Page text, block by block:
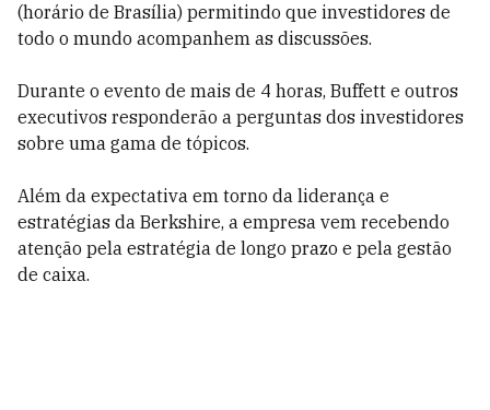
(horário de Brasília) permitindo que investidores de
todo o mundo acompanhem as discussões.
Durante o evento de mais de 4 horas, Buffett e outros
executivos responderão a perguntas dos investidores
sobre uma gama de tópicos.
Além da expectativa em torno da liderança e
estratégias da Berkshire, a empresa vem recebendo
atenção pela estratégia de longo prazo e pela gestão
de caixa.